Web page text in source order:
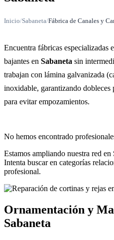
Inicio/Sabaneta/Fábrica de Canales y
Encuentra fábricas especializadas
bajantes en Sabaneta sin
trabajan con lámina galvanizada
inoxidable, garantizando dobleces
para evitar empozamientos.
No hemos encontrado
Estamos ampliando nuestra red en
Intenta buscar en categorías
profesional.
Ornamentación y
Sabaneta